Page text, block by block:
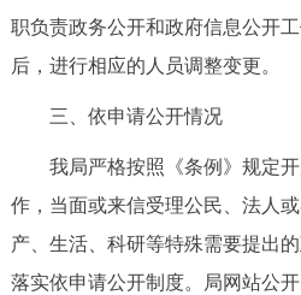
职负责政务公开和政府信息公开
后，进行相应的人员调整变更。
三、依申请公开情况
我局严格按照《条例》规定开
作，当面或来信受理公民、法人
产、生活、科研等特殊需要提出
落实依申请公开制度。局网站公